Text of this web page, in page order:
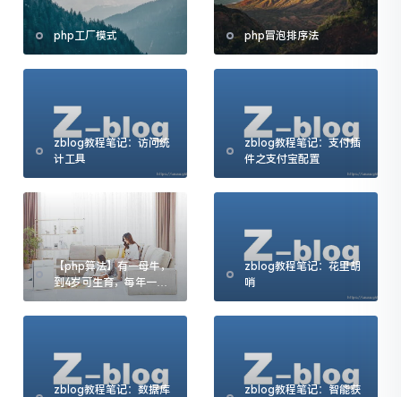
php工厂模式 php冒泡排序法
zblog教程笔记：访问统
计工具
zblog教程笔记：支付插
件之支付宝配置
【php算法】有一母牛，
到4岁可生育，每年一
头，所生均是一样的母
牛...问n年后有多少头牛?
zblog教程笔记：花里胡
哨
zblog教程笔记：数据库
zblog教程笔记：智能获